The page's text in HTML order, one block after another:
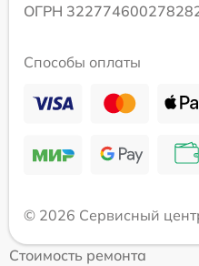
ОГРН
Способы оплаты
© 2026 Сервисный
Стоимость ремонта